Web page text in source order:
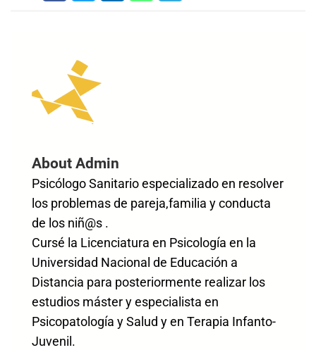
About Admin
Psicólogo Sanitario especializado en resolver
los problemas de pareja,familia y conducta
de los niñ@s .
Cursé la Licenciatura en Psicología en la
Universidad Nacional de Educación a
Distancia para posteriormente realizar los
estudios máster y especialista en
Psicopatología y Salud y en Terapia Infanto-
Juvenil.